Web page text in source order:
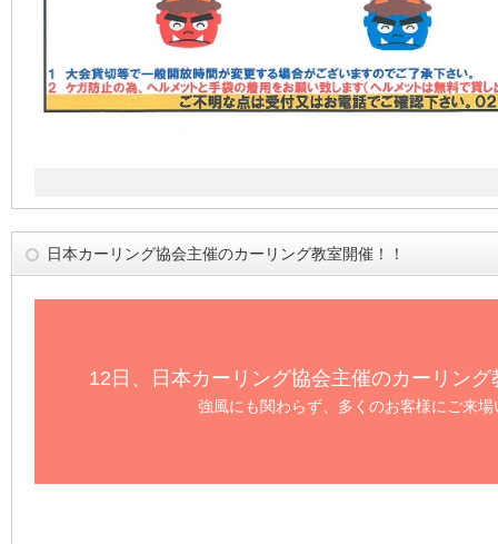
日本カーリング協会主催のカーリング教室開催！！
12日、日本カーリング協会主催のカーリン
強風にも関わらず、多くのお客様にご来